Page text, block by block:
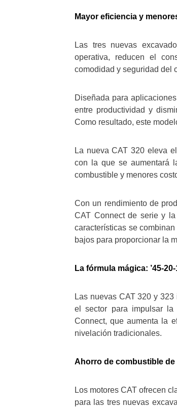
Mayor eficiencia y
Las tres nuevas
operativa, reducen el
comodidad y seguridad del
Diseñada para
entre productividad y
Como resultado, este
La nueva CAT 320 eleva
con la que se aumentará
combustible y menores
Con un rendimiento de
CAT Connect de serie y
características se
bajos para proporcionar la
La fórmula mágica: ’45-20-
Las nuevas CAT 320 y
el sector para impulsar la
Connect, que aumenta la
nivelación tradicionales.
Ahorro de combustible de
Los motores CAT ofrecen
para las tres nuevas